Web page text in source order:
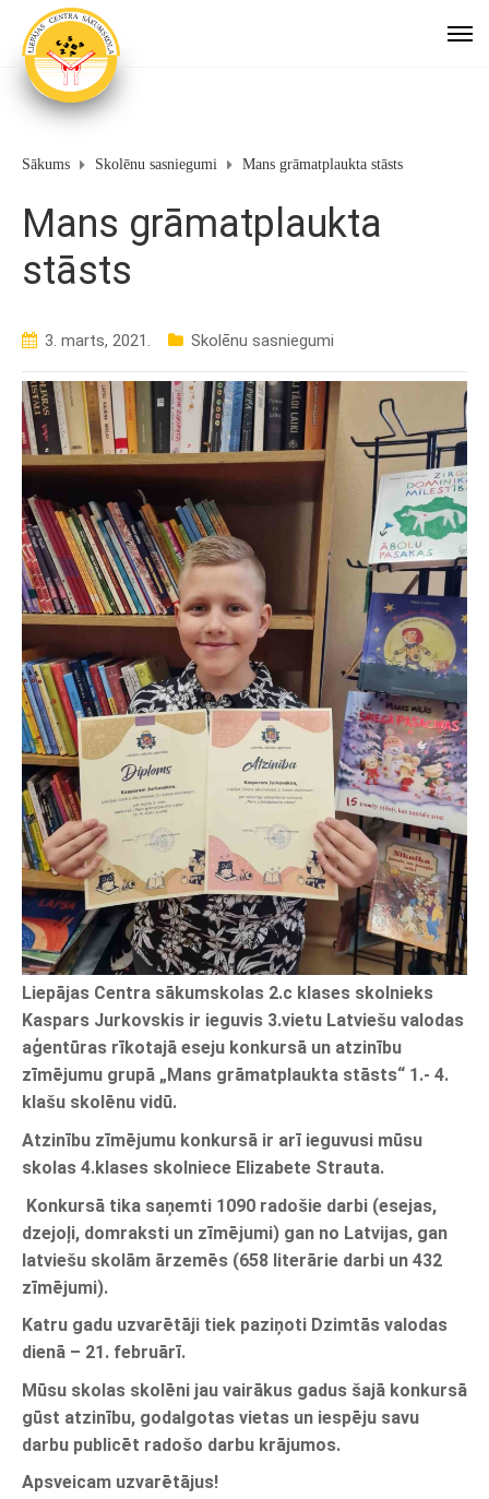
Sākums Skolēnu sasniegumi Mans grāmatplaukta stāsts
Mans grāmatplaukta
stāsts
3. marts, 2021. Skolēnu sasniegumi
Liepājas Centra sākumskolas 2.c klases skolnieks
Kaspars Jurkovskis ir ieguvis 3.vietu Latviešu valodas
aģentūras rīkotajā eseju konkursā un atzinību
zīmējumu grupā „Mans grāmatplaukta stāsts“ 1.- 4.
klašu skolēnu vidū.
Atzinību zīmējumu konkursā ir arī ieguvusi mūsu
skolas 4.klases skolniece Elizabete Strauta.
Konkursā tika saņemti 1090 radošie darbi (esejas,
dzejoļi, domraksti un zīmējumi) gan no Latvijas, gan
latviešu skolām ārzemēs (658 literārie darbi un 432
zīmējumi).
Katru gadu uzvarētāji tiek paziņoti Dzimtās valodas
dienā – 21. februārī.
Mūsu skolas skolēni jau vairākus gadus šajā konkursā
gūst atzinību, godalgotas vietas un iespēju savu
darbu publicēt radošo darbu krājumos.
Apsveicam uzvarētājus!